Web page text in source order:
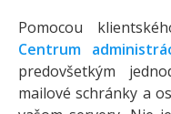
Pomocou
Centrum
predovšetkým
mailové schránky a